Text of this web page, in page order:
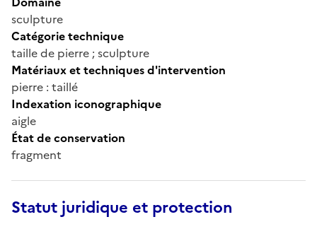
sculpture
Catégorie technique
taille de pierre ; sculpture
Matériaux et techniques d'intervention
pierre : taillé
Indexation iconographique
aigle
État de conservation
fragment
Statut juridique et protection